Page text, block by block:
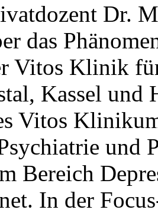
Dr.
das
Vitos Klinik
Kassel
Vitos
und
Bereich
In der